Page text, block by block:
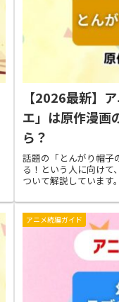
【2026最新】
エ」は原作漫画
ら？
話題の「とんがり帽子
る！という人に向けて
ついて解説しています。
アニメ続編ガイド